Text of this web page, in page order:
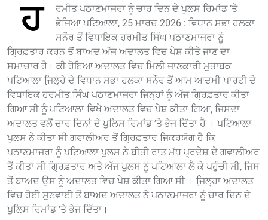
ਹ
ਰਮੀਤ ਪਠਾਣਮਾਜਰਾ ਨੂੰ ਚਾਰ ਦਿਨ ਦੇ ਪੁਲਸ ਰਿਮਾਂਡ ’ਤੇ
ਭੇਜਿਆ ਪਟਿਆਲਾ, 25 ਮਾਰਚ 2026 : ਵਿਧਾਨ ਸਭਾ ਹਲਕਾ
ਸਨੌਰ ਤੋਂ ਵਿਧਾਇਕ ਹਰਮੀਤ ਸਿੰਘ ਪਠਾਣਮਾਜਰਾ ਨੂੰ
ਗ੍ਰਿਫ਼ਤਾਰ ਕਰਨ ਤੋਂ ਬਾਅਦ ਅੱਜ ਅਦਾਲਤ ਵਿਚ ਪੇਸ਼ ਕੀਤੇ ਜਾਣ ਦਾ
ਸਮਾਚਾਰ ਹੈ। ਕੀ ਹੋਇਆ ਅਦਾਲਤ ਵਿਚ ਮਿਲੀ ਜਾਣਕਾਰੀ ਮੁਤਾਬਕ
ਪਟਿਆਲਾ ਜਿ਼ਲ੍ਹੇ ਦੇ ਵਿਧਾਨ ਸਭਾ ਹਲਕਾ ਸਨੌਰ ਤੋਂ ਆਮ ਆਦਮੀ ਪਾਰਟੀ ਦੇ
ਵਿਧਾਇਕ ਹਰਮੀਤ ਸਿੰਘ ਪਠਾਣਮਾਜਰਾ ਜਿਨ੍ਹਾਂ ਨੂੰ ਅੱਜ ਗ੍ਰਿਫ਼ਤਾਰ ਕੀਤਾ
ਗਿਆ ਸੀ ਨੂੰ ਪਟਿਆਲਾ ਵਿਖੇ ਅਦਾਲਤ ਵਿਚ ਪੇਸ਼ ਕੀਤਾ ਗਿਆ, ਜਿਸਦਾ
ਅਦਾਲਤ ਵਲੋਂ ਚਾਰ ਦਿਨਾਂ ਦੇ ਪੁਲਿਸ ਰਿਮਾਂਡ ’ਤੇ ਭੇਜ ਦਿੱਤਾ ਹੈ । ਪਟਿਆਲਾ
ਪੁਲਸ ਨੇ ਕੀਤਾ ਸੀ ਗਵਾਲੀਅਰ ਤੋਂ ਗ੍ਰਿਫ਼ਤਾਰ ਜਿ਼ਕਰਯੋਗ ਹੈ ਕਿ
ਪਠਾਣਮਾਜਰਾ ਨੂੰ ਪਟਿਆਲਾ ਪੁਲਸ ਨੇ ਬੀਤੀ ਰਾਤ ਮੱਧ ਪ੍ਰਦੇਸ਼ ਦੇ ਗਵਾਲੀਅਰ
ਤੋਂ ਕੀਤਾ ਸੀ ਗ੍ਰਿਫ਼ਤਾਰ ਅਤੇ ਅੱਜ ਪੁਲਸ ਨੂੰ ਪਟਿਆਲਾ ਲੈ ਕੇ ਪਹੁੰਚੀ ਸੀ, ਜਿਸ
ਤੋਂ ਬਾਅਦ ਉਸ ਨੂੰ ਅਦਾਲਤ ਵਿਚ ਪੇਸ਼ ਕੀਤਾ ਗਿਆ ਸੀ । ਜਿ਼ਲ੍ਹਾ ਅਦਾਲਤ
ਵਿਚ ਹੋਈ ਸੁਣਵਾਈ ਤੋਂ ਬਾਅਦ ਅਦਾਲਤ ਨੇ ਪਠਾਣਮਾਜਰਾ ਨੂੰ ਚਾਰ ਦਿਨ ਦੇ
ਪੁਲਿਸ ਰਿਮਾਂਡ ’ਤੇ ਭੇਜ ਦਿੱਤਾ।